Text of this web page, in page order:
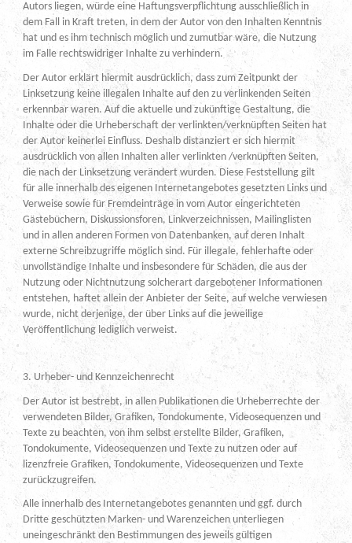
Autors liegen, würde eine Haftungsverpflichtung ausschließlich in
dem Fall in Kraft treten, in dem der Autor von den Inhalten Kenntnis
hat und es ihm technisch möglich und zumutbar wäre, die Nutzung
im Falle rechtswidriger Inhalte zu verhindern.
Der Autor erklärt hiermit ausdrücklich, dass zum Zeitpunkt der
Linksetzung keine illegalen Inhalte auf den zu verlinkenden Seiten
erkennbar waren. Auf die aktuelle und zukünftige Gestaltung, die
Inhalte oder die Urheberschaft der verlinkten/verknüpften Seiten hat
der Autor keinerlei Einfluss. Deshalb distanziert er sich hiermit
ausdrücklich von allen Inhalten aller verlinkten /verknüpften Seiten,
die nach der Linksetzung verändert wurden. Diese Feststellung gilt
für alle innerhalb des eigenen Internetangebotes gesetzten Links und
Verweise sowie für Fremdeinträge in vom Autor eingerichteten
Gästebüchern, Diskussionsforen, Linkverzeichnissen, Mailinglisten
und in allen anderen Formen von Datenbanken, auf deren Inhalt
externe Schreibzugriffe möglich sind. Für illegale, fehlerhafte oder
unvollständige Inhalte und insbesondere für Schäden, die aus der
Nutzung oder Nichtnutzung solcherart dargebotener Informationen
entstehen, haftet allein der Anbieter der Seite, auf welche verwiesen
wurde, nicht derjenige, der über Links auf die jeweilige
Veröffentlichung lediglich verweist.
3. Urheber- und Kennzeichenrecht
Der Autor ist bestrebt, in allen Publikationen die Urheberrechte der
verwendeten Bilder, Grafiken, Tondokumente, Videosequenzen und
Texte zu beachten, von ihm selbst erstellte Bilder, Grafiken,
Tondokumente, Videosequenzen und Texte zu nutzen oder auf
lizenzfreie Grafiken, Tondokumente, Videosequenzen und Texte
zurückzugreifen.
Alle innerhalb des Internetangebotes genannten und ggf. durch
Dritte geschützten Marken- und Warenzeichen unterliegen
uneingeschränkt den Bestimmungen des jeweils gültigen